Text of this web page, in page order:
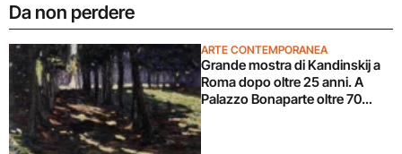
Da non perdere
ARTE CONTEMPORANEA
Grande mostra di Kandinskij a
Roma dopo oltre 25 anni. A
Palazzo Bonaparte oltre 70